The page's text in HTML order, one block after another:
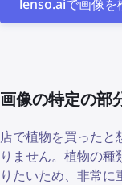
lenso.aiで画像を
画像の特定の部
店で植物を買った
りません。植物の
りたいため、非常